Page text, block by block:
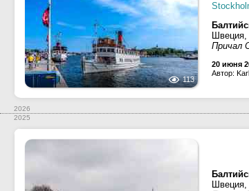
113
Швеция,
Причал
20 июня
Автор:
2026
2025
Швеция,